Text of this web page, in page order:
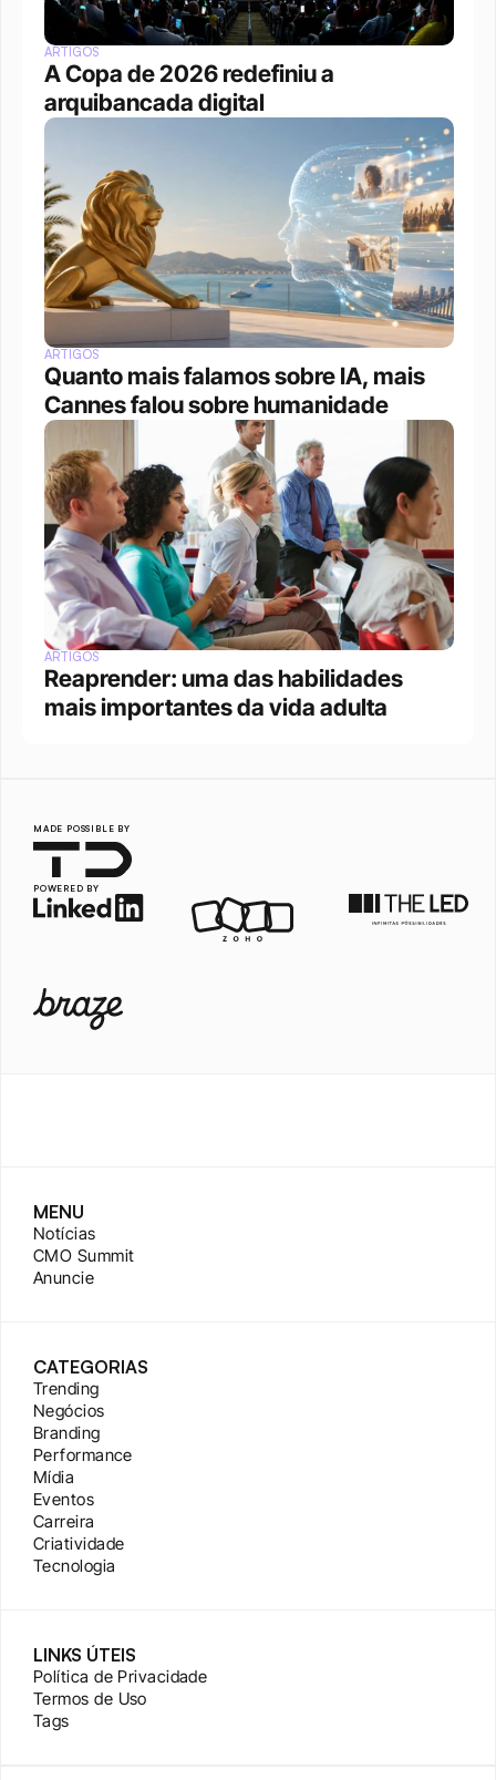
ARTIGOS
A Copa de 2026 redefiniu a
arquibancada digital
ARTIGOS
Quanto mais falamos sobre IA, mais
Cannes falou sobre humanidade
ARTIGOS
Reaprender: uma das habilidades
mais importantes da vida adulta
MADE POSSIBLE BY
POWERED BY
MENU
Notícias
CMO Summit
Anuncie
CATEGORIAS
Trending
Negócios
Branding
Performance
Mídia
Eventos
Carreira
Criatividade
Tecnologia
LINKS ÚTEIS
Política de Privacidade
Termos de Uso
Tags